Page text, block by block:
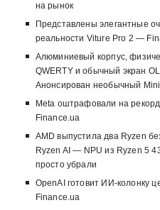
на рынок
Представлены элегантные
реальности Viture Pro 2 —
Алюминиевый корпус,
QWERTY и обычный экран
Анонсирован необычный
Meta оштрафовали на
Finance.ua
AMD выпустила два Ryzen
Ryzen AI — NPU из Ryzen 5
просто убрали
OpenAI готовит ИИ-колонку
Finance.ua